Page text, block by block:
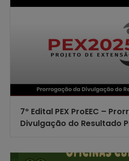
7º Edital PEX ProEEC –
Divulgação do Resultado